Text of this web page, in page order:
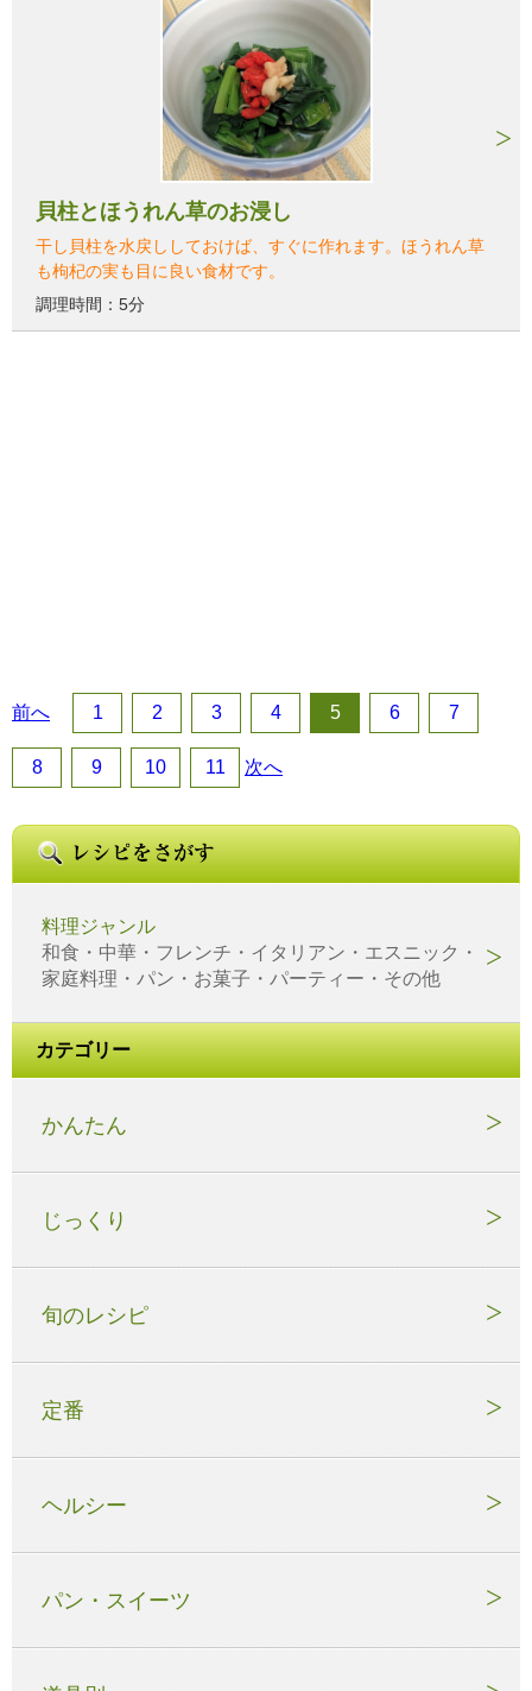
貝柱とほうれん草のお浸し
干し貝柱を水戻ししておけば、すぐに作れます。ほうれん草
も枸杞の実も目に良い食材です。
調理時間：5分
前へ 1 2 3 4 5 6 7
8 9 10 11 次へ
料理ジャンル
和食・中華・フレンチ・イタリアン・エスニック・
家庭料理・パン・お菓子・パーティー・その他
カテゴリー
かんたん
じっくり
旬のレシピ
定番
ヘルシー
パン・スイーツ